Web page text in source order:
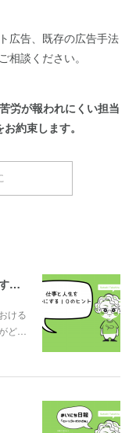
広告、既存の広告手法
相談ください。
労が報われにくい担当
約束します。
私たちが大切にする仕事と人生を豊かにする10のヒント
ける
ど…